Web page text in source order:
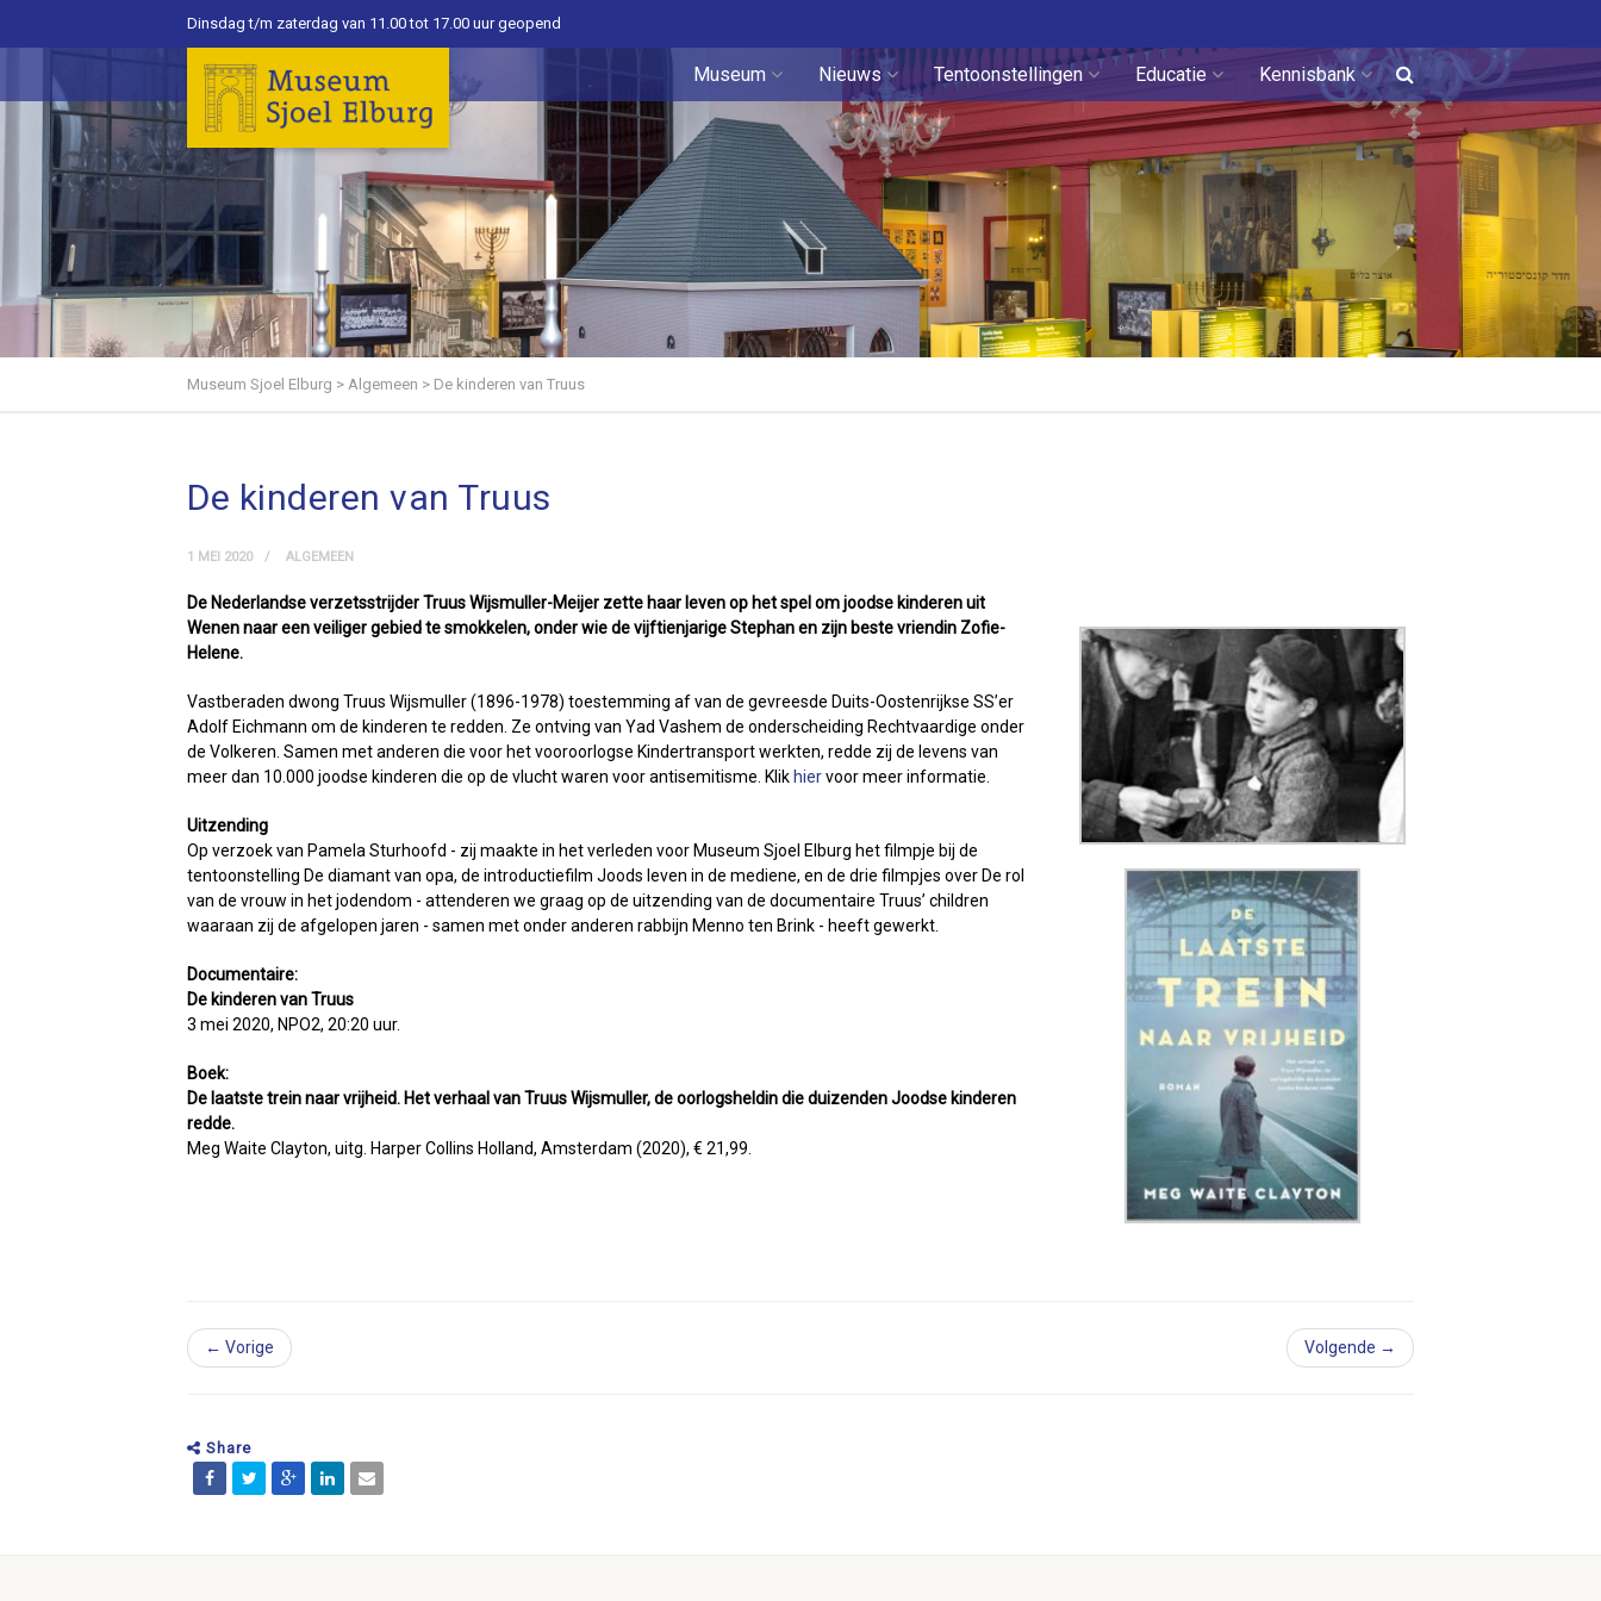
Dinsdag t/m zaterdag van 11.00 tot 17.00 uur geopend
Museum Nieuws Tentoonstellingen Educatie Kennisbank
Museum Sjoel Elburg > Algemeen > De kinderen van Truus
De kinderen van Truus
1 MEI 2020 ALGEMEEN
De Nederlandse verzetsstrijder Truus Wijsmuller-Meijer zette haar leven op het spel om joodse kinderen uit
Wenen naar een veiliger gebied te smokkelen, onder wie de vijftienjarige Stephan en zijn beste vriendin Zofie-
Helene.
Vastberaden dwong Truus Wijsmuller (1896-1978) toestemming af van de gevreesde Duits-Oostenrijkse SS’er
Adolf Eichmann om de kinderen te redden. Ze ontving van Yad Vashem de onderscheiding Rechtvaardige onder
de Volkeren. Samen met anderen die voor het vooroorlogse Kindertransport werkten, redde zij de levens van
meer dan 10.000 joodse kinderen die op de vlucht waren voor antisemitisme. Klik hiervoor meer informatie.
Uitzending
Op verzoek van Pamela Sturhoofd - zij maakte in het verleden voor Museum Sjoel Elburg het filmpje bij de
tentoonstelling De diamant van opa, de introductiefilm Joods leven in de mediene, en de drie filmpjes over De rol
van de vrouw in het jodendom - attenderen we graag op de uitzending van de documentaire Truus’ children
waaraan zij de afgelopen jaren - samen met onder anderen rabbijn Menno ten Brink - heeft gewerkt.
Documentaire:
De kinderen van Truus
3 mei 2020, NPO2, 20:20 uur.
Boek:
De laatste trein naar vrijheid. Het verhaal van Truus Wijsmuller, de oorlogsheldin die duizenden Joodse kinderen
redde.
Meg Waite Clayton, uitg. Harper Collins Holland, Amsterdam (2020), € 21,99.
← Vorige Volgende →
Share